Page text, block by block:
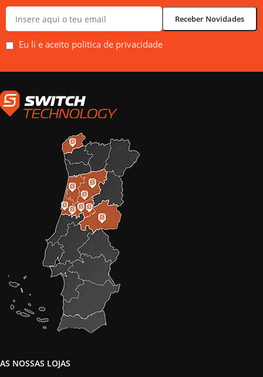
Eu li e aceito politica de privacidade
AS NOSSAS LOJAS